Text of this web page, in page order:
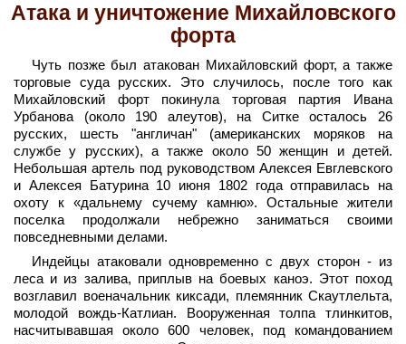
Атака и уничтожение Михайловского
форта
Чуть позже был атакован Михайловский форт, а также
торговые суда русских. Это случилось, после того как
Михайловский форт покинула торговая партия Ивана
Урбанова (около 190 алеутов), на Ситке осталось 26
русских, шесть "англичан" (американских моряков на
службе у русских), а также около 50 женщин и детей.
Небольшая артель под руководством Алексея Евглевского
и Алексея Батурина 10 июня 1802 года отправилась на
охоту к «дальнему сучему камню». Остальные жители
поселка продолжали небрежно заниматься своими
повседневными делами.
Индейцы атаковали одновременно с двух сторон - из
леса и из залива, приплыв на боевых каноэ. Этот поход
возглавил военачальник киксади, племянник Скаутлельта,
молодой вождь-Катлиан. Вооруженная толпа тлинкитов,
насчитывавшая около 600 человек, под командованием